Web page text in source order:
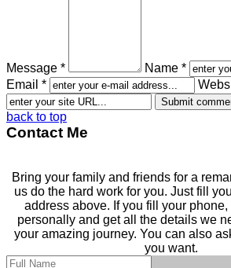
Message *
Name *
Email *
back to top
Contact Me
Bring your family and friends for a
us do the hard work for you. Just fill
address above. If you fill your
personally and get all the details we
your amazing journey. You can also
you want.